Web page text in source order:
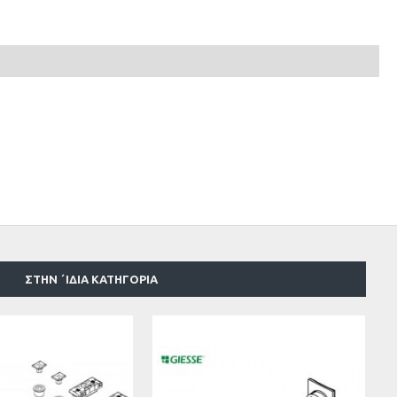
ΣΤΗΝ ΄ΙΔΙΑ ΚΑΤΗΓΟΡΊΑ